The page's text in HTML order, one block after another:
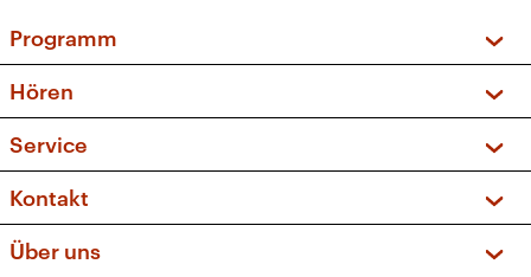
Programm
Sendungen und Podcasts
Musikliste
Kakadu – Das Kinderprogramm
Hören
Frequenzen (UKW + DAB+)
Service
FAQ
Apps
Newsletter
Kontakt
Über uns